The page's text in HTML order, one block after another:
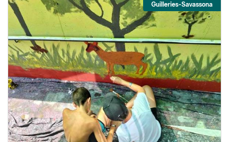
Guilleries-Savassona